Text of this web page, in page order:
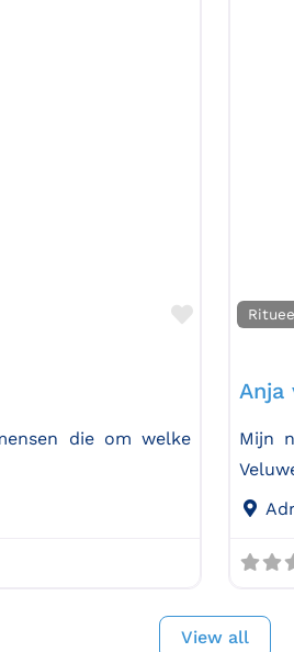
Favorite
die om welke
Anja
Mijn
View all